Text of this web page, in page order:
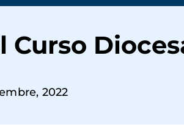
Curso
2022